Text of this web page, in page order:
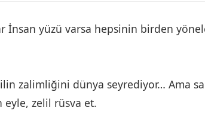
yüzü varsa hepsinin birden
zalimliğini dünya seyrediyor… Ama
zelil rüsva et.